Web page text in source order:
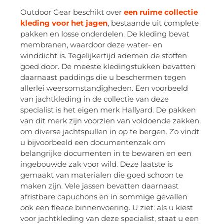
Outdoor Gear beschikt over een ruime collectie
kleding voor het jagen, bestaande uit complete
pakken en losse onderdelen. De kleding bevat
membranen, waardoor deze water- en
winddicht is. Tegelijkertijd ademen de stoffen
goed door. De meeste kledingstukken bevatten
daarnaast paddings die u beschermen tegen
allerlei weersomstandigheden. Een voorbeeld
van jachtkleding in de collectie van deze
specialist is het eigen merk Hallyard. De pakken
van dit merk zijn voorzien van voldoende zakken,
om diverse jachtspullen in op te bergen. Zo vindt
u bijvoorbeeld een documentenzak om
belangrijke documenten in te bewaren en een
ingebouwde zak voor wild. Deze laatste is
gemaakt van materialen die goed schoon te
maken zijn. Vele jassen bevatten daarnaast
afristbare capuchons en in sommige gevallen
ook een fleece binnenvoering. U ziet: als u kiest
voor jachtkleding van deze specialist, staat u een